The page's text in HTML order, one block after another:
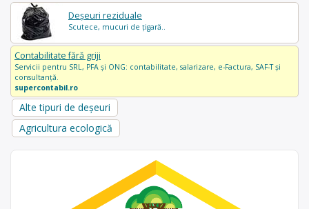
Deșeuri reziduale
Scutece, mucuri de țigară..
Contabilitate fără griji
Servicii pentru SRL, PFA și ONG: contabilitate, salarizare, e-Factura, SAF-T și
consultanță.
supercontabil.ro
Alte tipuri de deșeuri
Agricultura ecologică